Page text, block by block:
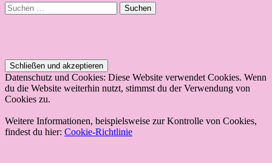
Suchen
nach:
Datenschutz und Cookies: Diese Website verwendet Cookies. Wenn
du die Website weiterhin nutzt, stimmst du der Verwendung von
Cookies zu.
Weitere Informationen, beispielsweise zur Kontrolle von Cookies,
findest du hier: Cookie-Richtlinie